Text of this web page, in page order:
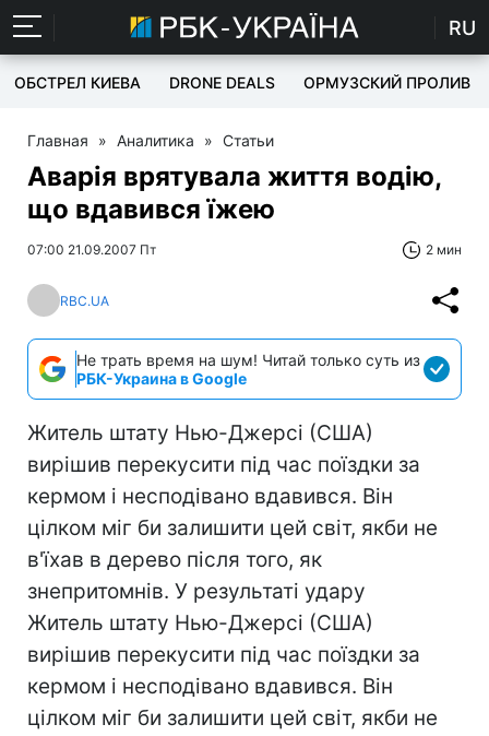
RU
ОБСТРЕЛ КИЕВА DRONE DEALS ОРМУЗСКИЙ ПРОЛИВ
Главная » Аналитика » Статьи
Аварія врятувала життя водію,
що вдавився їжею
07:00 21.09.2007 Пт 2 мин
RBC.UA
Не трать время на шум! Читай только суть из
РБК-Украина в Google
Житель штату Нью-Джерсі (США)
вирішив перекусити під час поїздки за
кермом і несподівано вдавився. Він
цілком міг би залишити цей світ, якби не
в'їхав в дерево після того, як
знепритомнів. У результаті удару
Житель штату Нью-Джерсі (США)
вирішив перекусити під час поїздки за
кермом і несподівано вдавився. Він
цілком міг би залишити цей світ, якби не